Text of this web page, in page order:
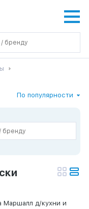
По популярности
Маршалл д/кухни и